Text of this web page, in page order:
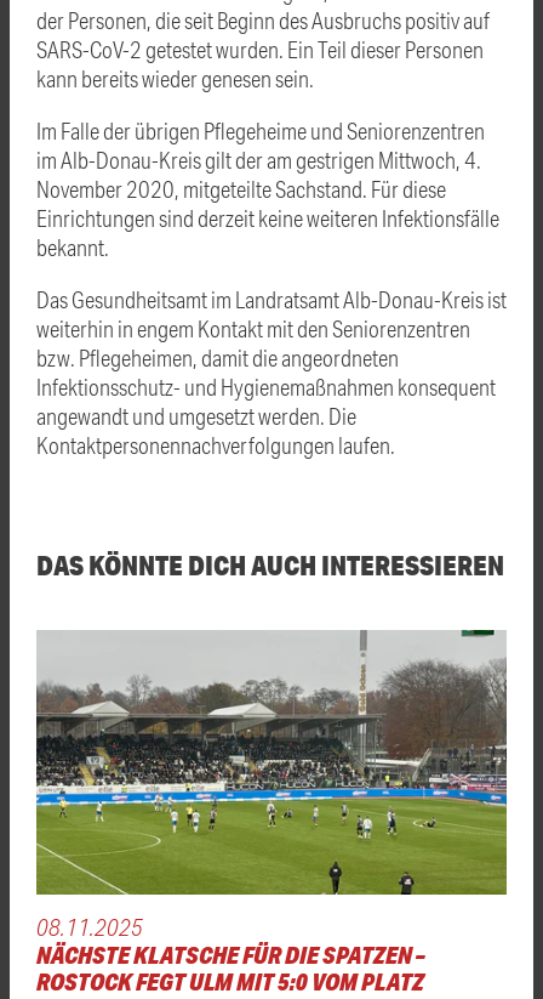
der Personen, die seit Beginn des Ausbruchs positiv auf
SARS-CoV-2 getestet wurden. Ein Teil dieser Personen
kann bereits wieder genesen sein.
Im Falle der übrigen Pflegeheime und Seniorenzentren
im Alb-Donau-Kreis gilt der am gestrigen Mittwoch, 4.
November 2020, mitgeteilte Sachstand. Für diese
Einrichtungen sind derzeit keine weiteren Infektionsfälle
bekannt.
Das Gesundheitsamt im Landratsamt Alb-Donau-Kreis ist
weiterhin in engem Kontakt mit den Seniorenzentren
bzw. Pflegeheimen, damit die angeordneten
Infektionsschutz- und Hygienemaßnahmen konsequent
angewandt und umgesetzt werden. Die
Kontaktpersonennachverfolgungen laufen.
DAS KÖNNTE DICH AUCH INTERESSIEREN
08.11.2025
NÄCHSTE KLATSCHE FÜR DIE SPATZEN –
ROSTOCK FEGT ULM MIT 5:0 VOM PLATZ